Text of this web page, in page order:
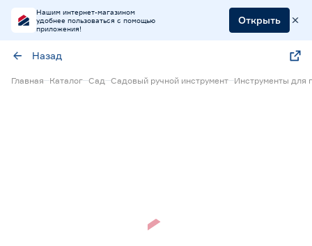
Нашим интернет-магазином
удобнее пользоваться с помощью
приложения!
Открыть
Назад
Главная Каталог Сад Садовый ручной инструмент Инструменты для